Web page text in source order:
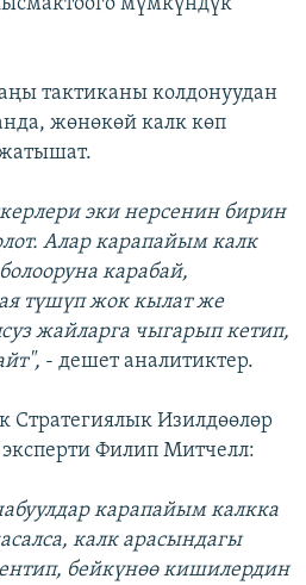
тактиканы колдонуудан
жөнөкөй калк көп
эки нерсенин бирин
Алар карапайым калк
карабай,
түшүп жок кылат же
жайларга чыгарып кетип,
- дешет аналитиктер.
Стратегиялык Изилдөөлөр
Филип Митчелл:
карапайым калкка
калк арасындагы
бейкүнөө кишилердин